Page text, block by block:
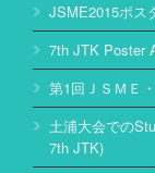
JSME2015ポス
7th JTK Poster
第1回ＪＳＭＥ
土浦大会での
7th JTK)